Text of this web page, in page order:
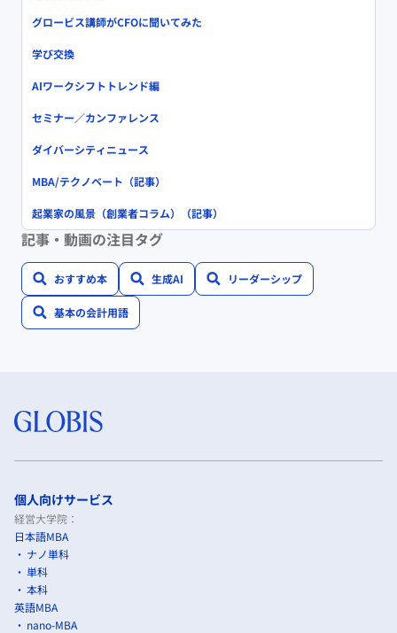
グロービス講師がCFOに聞いてみた
学び交換
AIワークシフトトレンド編
セミナー／カンファレンス
ダイバーシティニュース
MBA/テクノベート（記事）
起業家の風景（創業者コラム）（記事）
記事・動画の注目タグ
おすすめ本 生成AI リーダーシップ
基本の会計用語
個人向けサービス
経営大学院：
日本語MBA
ナノ単科
単科
本科
英語MBA
nano-MBA